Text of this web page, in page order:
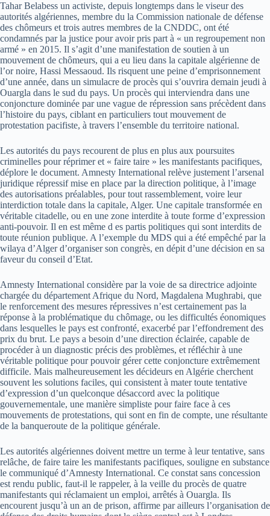
Tahar Belabess un activiste, depuis longtemps dans le viseur des
autorités algériennes, membre du la Commission nationale de défense
des chômeurs et trois autres membres de la CNDDC, ont été
condamnés par la justice pour avoir pris part à « un regroupement non
armé » en 2015. Il s’agit d’une manifestation de soutien à un
mouvement de chômeurs, qui a eu lieu dans la capitale algérienne de
l’or noire, Hassi Messaoud. Ils risquent une peine d’emprisonnement
d’une année, dans un simulacre de procès qui s’ouvrira demain jeudi à
Ouargla dans le sud du pays. Un procès qui interviendra dans une
conjoncture dominée par une vague de répression sans précèdent dans
l’histoire du pays, ciblant en particuliers tout mouvement de
protestation pacifiste, à travers l’ensemble du territoire national.
Les autorités du pays recourent de plus en plus aux poursuites
criminelles pour réprimer et « faire taire » les manifestants pacifiques,
déplore le document. Amnesty International relève justement l’arsenal
juridique répressif mise en place par la direction politique, à l’image
des autorisations préalables, pour tout rassemblement, voire leur
interdiction totale dans la capitale, Alger. Une capitale transformée en
véritable citadelle, ou en une zone interdite à toute forme d’expression
anti-pouvoir. Il en est même d es partis politiques qui sont interdits de
toute réunion publique. A l’exemple du MDS qui a été empêché par la
wilaya d’Alger d’organiser son congrès, en dépit d’une décision en sa
faveur du conseil d’Etat.
Amnesty International considère par la voie de sa directrice adjointe
chargée du département Afrique du Nord, Magdalena Mughrabi, que
le renforcement des mesures répressives n’est certainement pas la
réponse à la problématique du chômage, ou les difficultés éonomiques
dans lesquelles le pays est confronté, exacerbé par l’effondrement des
prix du brut. Le pays a besoin d’une direction éclairée, capable de
procéder à un diagnostic précis des problèmes, et réfléchir à une
véritable politique pour pouvoir gérer cette conjoncture extrêmement
difficile. Mais malheureusement les décideurs en Algérie cherchent
souvent les solutions faciles, qui consistent à mater toute tentative
d’expression d’un quelconque désaccord avec la politique
gouvernementale, une manière simpliste pour faire face à ces
mouvements de protestations, qui sont en fin de compte, une résultante
de la banqueroute de la politique générale.
Les autorités algériennes doivent mettre un terme à leur tentative, sans
relâche, de faire taire les manifestants pacifiques, souligne en substance
le communiqué d’Amnesty International. Ce constat sans concession
est rendu public, faut-il le rappeler, à la veille du procès de quatre
manifestants qui réclamaient un emploi, arrêtés à Ouargla. Ils
encourent jusqu’à un an de prison, affirme par ailleurs l’organisation de